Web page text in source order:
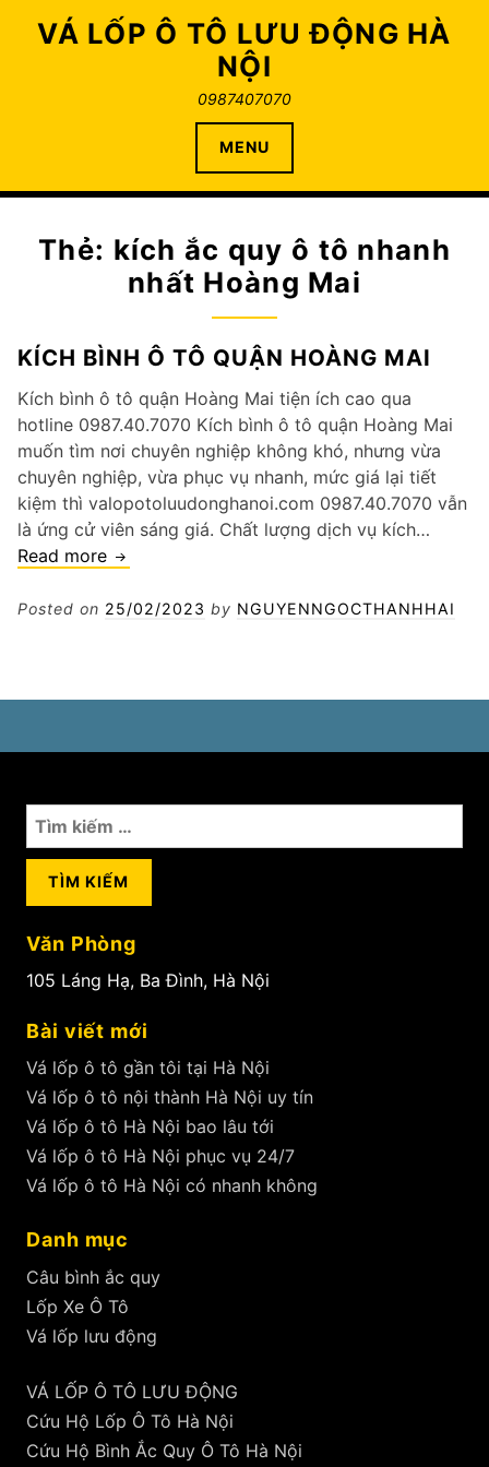
VÁ LỐP Ô TÔ LƯU ĐỘNG HÀ
NỘI
0987407070
MENU
Thẻ: kích ắc quy ô tô nhanh
nhất Hoàng Mai
KÍCH BÌNH Ô TÔ QUẬN HOÀNG MAI
Kích bình ô tô quận Hoàng Mai tiện ích cao qua
hotline 0987.40.7070 Kích bình ô tô quận Hoàng Mai
muốn tìm nơi chuyên nghiệp không khó, nhưng vừa
chuyên nghiệp, vừa phục vụ nhanh, mức giá lại tiết
kiệm thì valopotoluudonghanoi.com 0987.40.7070 vẫn
là ứng cử viên sáng giá. Chất lượng dịch vụ kích…
Read more Kích
ô
Posted on 25/02/2023 by NGUYENNGOCTHANHHAI
Tìm
kiếm
cho:
Văn Phòng
105 Láng Hạ, Ba Đình, Hà Nội
Bài viết mới
Vá lốp ô tô gần tôi tại Hà Nội
Vá lốp ô tô nội thành Hà Nội uy tín
Vá lốp ô tô Hà Nội bao lâu tới
Vá lốp ô tô Hà Nội phục vụ 24/7
Vá lốp ô tô Hà Nội có nhanh không
Danh mục
Câu bình ắc quy
Lốp Xe Ô Tô
Vá lốp lưu động
VÁ LỐP Ô TÔ LƯU ĐỘNG
Cứu Hộ Lốp Ô Tô Hà Nội
Cứu Hộ Bình Ắc Quy Ô Tô Hà Nội